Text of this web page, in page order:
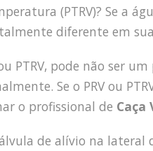
(PTRV)? Se a
diferente em
PTRV, pode não ser
Se o PRV ou
o profissional de Caça
de alívio na